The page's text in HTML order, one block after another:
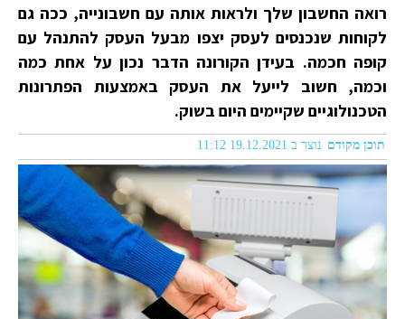
רואה החשבון שלך ולראות אותה עם חשבונייה, ככה גם
לקוחות שנכנסים לעסק יצפו מבעל העסק להתנהל עם
קופה חכמה. בעידן הקורונה הדבר נכון על אחת כמה
וכמה, חשוב לייעל את העסק באמצעות הפתרונות
הטכנולוגיים שקיימים היום בשוק.
תוכן מקודם נוצר ב 19.12.2021 11:12